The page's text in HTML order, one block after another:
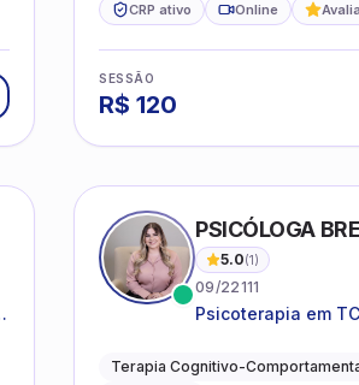
CRP ativo Online
SESSÃO
R$ 120
PSICÓLOGA
5.0(1)
09/22111
Psicoterapia em
práticas para o
Terapia Cognitivo-